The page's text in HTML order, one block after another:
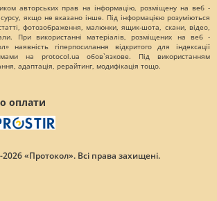
авторських прав на інформацію, розміщену на веб -
якщо не вказано інше. Під інформацією розуміються
фотозображення, малюнки, ящик-шота, скани, відео,
При використанні матеріалів, розміщених на веб -
наявність гіперпосилання відкритого для індексації
на protocol.ua обов`язкове. Під використанням
адаптація, рерайтинг, модифікація тощо.
оплати
«Протокол». Всі права захищені.